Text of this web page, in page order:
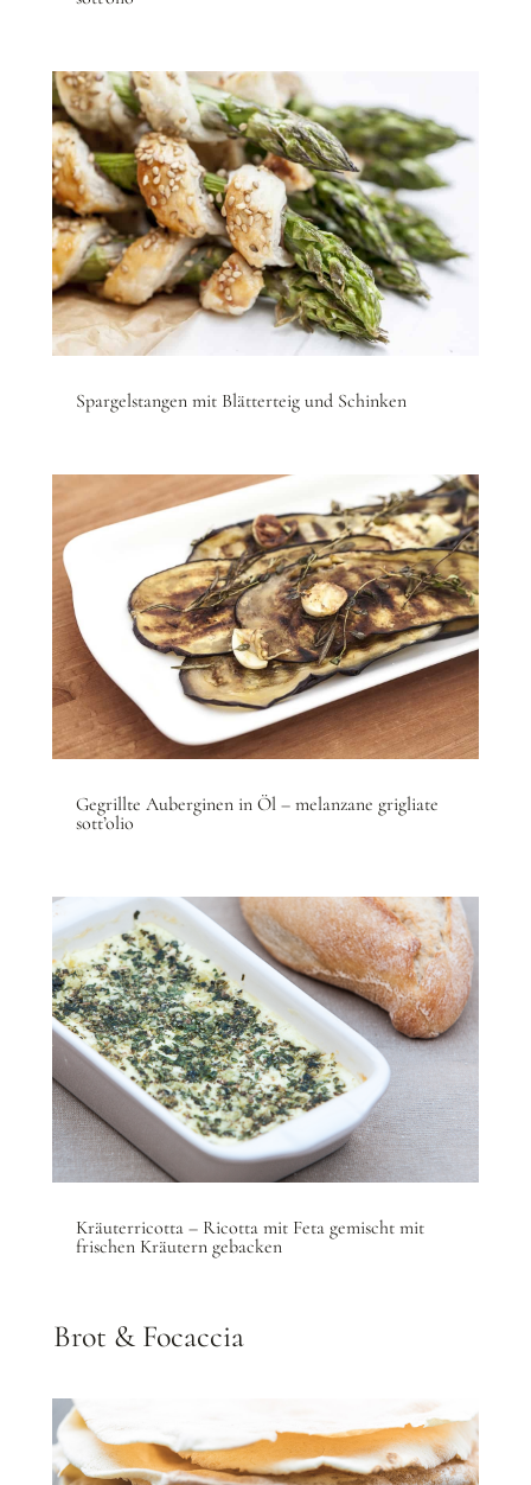
Spargelstangen mit Blätterteig und Schinken
Gegrillte Auberginen in Öl – melanzane grigliate
sott’olio
Kräuterricotta – Ricotta mit Feta gemischt mit
frischen Kräutern gebacken
Brot & Focaccia